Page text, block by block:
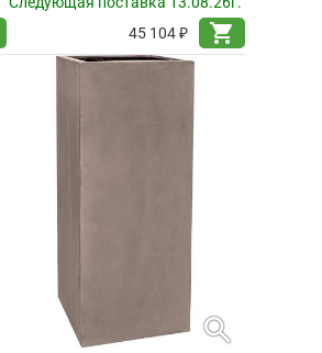
45 104 ₽
shopping_cart
search